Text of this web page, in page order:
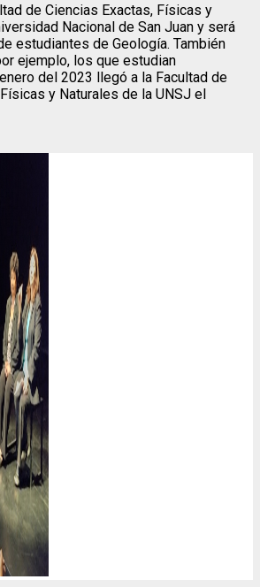
de Ciencias Exactas, Físicas y
Nacional de San Juan y será
estudiantes de Geología. También
ejemplo, los que estudian
del 2023 llegó a la Facultad de
y Naturales de la UNSJ el